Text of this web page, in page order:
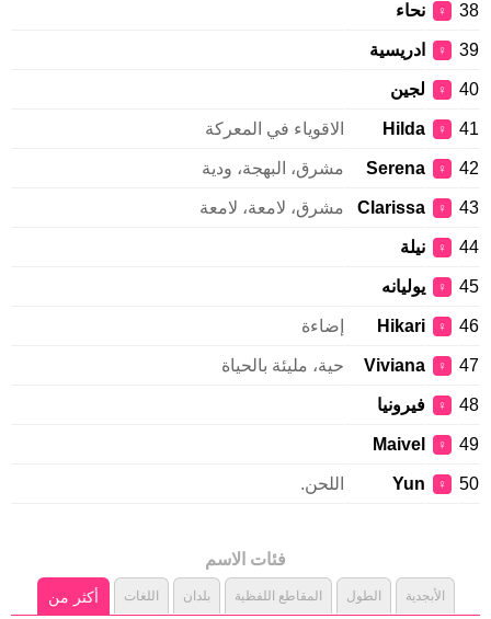
38
♀ نحاء
39
♀ ادريسية
40
♀ لجين
41
♀
Hilda الاقوياء في المعركة
42
♀
Serena مشرق، البهجة، ودية
43
♀
Clarissa مشرق، لامعة، لامعة
44
♀ نيلة
45
♀ يوليانه
46
♀
Hikari إضاءة
47
♀
Viviana حية، مليئة بالحياة
48
♀ فيرونيا
49
♀
Maivel
50
♀
Yun اللحن.
فئات الاسم
الأبجدية الطول المقاطع اللفظية بلدان اللغات أكثر من